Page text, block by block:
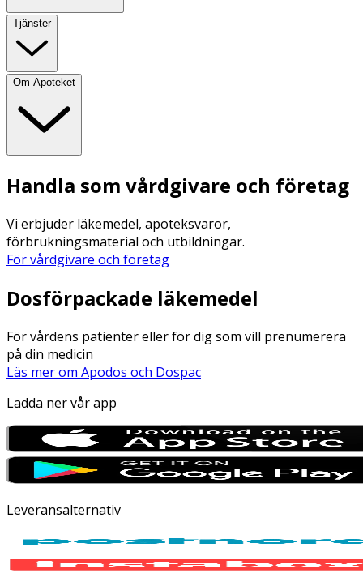
Tjänster
Om Apoteket
Handla som vårdgivare och företag
Vi erbjuder läkemedel, apoteksvaror,
förbrukningsmaterial och utbildningar.
För vårdgivare och företag
Dosförpackade läkemedel
För vårdens patienter eller för dig som vill prenumerera
på din medicin
Läs mer om Apodos och Dospac
Ladda ner vår app
Leveransalternativ